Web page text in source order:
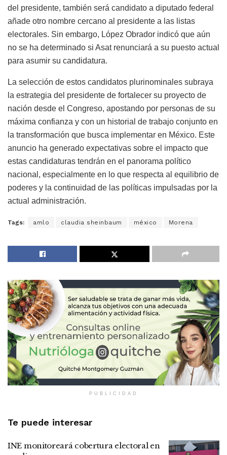
del presidente, también será candidato a diputado federal
añade otro nombre cercano al presidente a las listas
electorales. Sin embargo, López Obrador indicó que aún
no se ha determinado si Asat renunciará a su puesto actual
para asumir su candidatura.
La selección de estos candidatos plurinominales subraya
la estrategia del presidente de fortalecer su proyecto de
nación desde el Congreso, apostando por personas de su
máxima confianza y con un historial de trabajo conjunto en
la transformación que busca implementar en México. Este
anuncio ha generado expectativas sobre el impacto que
estas candidaturas tendrán en el panorama político
nacional, especialmente en lo que respecta al equilibrio de
poderes y la continuidad de las políticas impulsadas por la
actual administración.
Tags: amlo claudia sheinbaum méxico Morena
PUBLICIDAD
Te puede interesar
INE monitoreará cobertura electoral en